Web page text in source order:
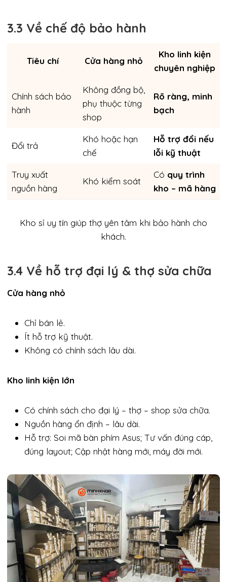
3.3 Về chế độ bảo hành
Tiêu chí Cửa hàng nhỏ
Kho linh kiện
chuyên nghiệp
Chính sách bảo
hành
Không đồng bộ,
phụ thuộc từng
shop
Rõ ràng, minh
bạch
Đổi trả
Khó hoặc hạn
chế
Hỗ trợ đổi nếu
lỗi kỹ thuật
Truy xuất
nguồn hàng
Khó kiểm soát
Có quy trình
kho – mã hàng
Kho sỉ uy tín giúp thợ yên tâm khi bảo hành cho
khách.
3.4 Về hỗ trợ đại lý & thợ sửa chữa
Cửa hàng nhỏ
Chỉ bán lẻ.
Ít hỗ trợ kỹ thuật.
Không có chính sách lâu dài.
Kho linh kiện lớn
Có chính sách cho đại lý – thợ – shop sửa chữa.
Nguồn hàng ổn định – lâu dài.
Hỗ trợ: Soi mã bàn phím Asus; Tư vấn đúng cáp,
đúng layout; Cập nhật hàng mới, máy đời mới.